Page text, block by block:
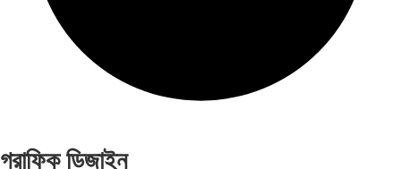
গ্রাফিক ডিজাইন